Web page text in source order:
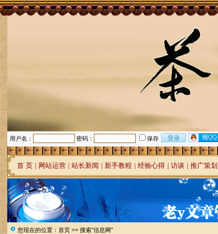
用户名： 密码： 保存
首 页 网站运营 站长新闻 新手教程 经验心得 访谈 推广策划
您现在的位置： 首页 >> 搜索"信息网"